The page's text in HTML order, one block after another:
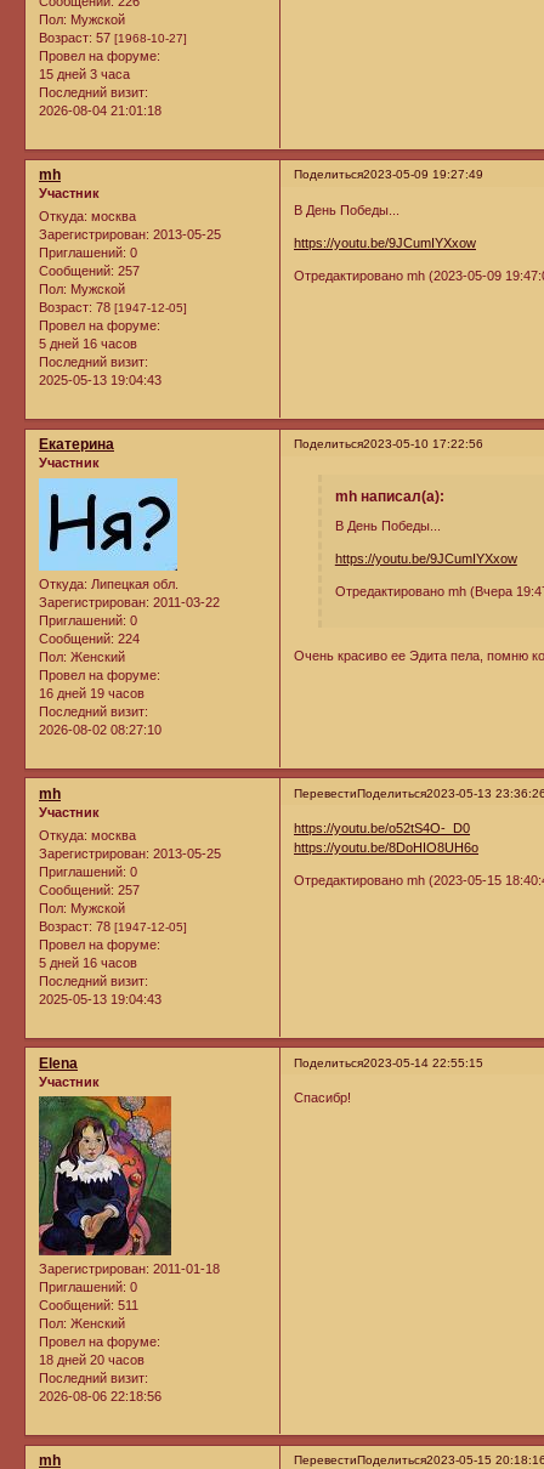
Пол: Мужской
Возраст: 57 [1968-10-27]
Провел на форуме:
15 дней 3 часа
Последний визит:
2026-08-04 21:01:18
Поделиться2023-05-09 19:27:49
mh
Участник
Откуда: москва
Зарегистрирован: 2013-05-25
Приглашений: 0
Сообщений: 257
Пол: Мужской
Возраст: 78 [1947-12-05]
Провел на форуме:
5 дней 16 часов
Последний визит:
2025-05-13 19:04:43
В День Победы...
https://youtu.be/9JCumIYXxow
Отредактировано mh (2023-05-09
Поделиться2023-05-10 17:22:56
Екатерина
Участник
Откуда: Липецкая обл.
Зарегистрирован: 2011-03-22
Приглашений: 0
Сообщений: 224
Пол: Женский
Провел на форуме:
16 дней 19 часов
Последний визит:
2026-08-02 08:27:10
mh написал(а):
В День Победы...
https://youtu.be/9JCumIYXxow
Отредактировано mh (Вчера
Очень красиво ее Эдита пела, помню
ПеревестиПоделиться2023-05-13
mh
Участник
Откуда: москва
Зарегистрирован: 2013-05-25
Приглашений: 0
Сообщений: 257
Пол: Мужской
Возраст: 78 [1947-12-05]
Провел на форуме:
5 дней 16 часов
Последний визит:
2025-05-13 19:04:43
https://youtu.be/o52tS4O-_D0
https://youtu.be/8DoHIO8UH6o
Отредактировано mh (2023-05-15
Поделиться2023-05-14 22:55:15
Elena
Участник
Зарегистрирован: 2011-01-18
Приглашений: 0
Сообщений: 511
Пол: Женский
Провел на форуме:
18 дней 20 часов
Последний визит:
2026-08-06 22:18:56
Спасибр!
ПеревестиПоделиться2023-05-15
mh